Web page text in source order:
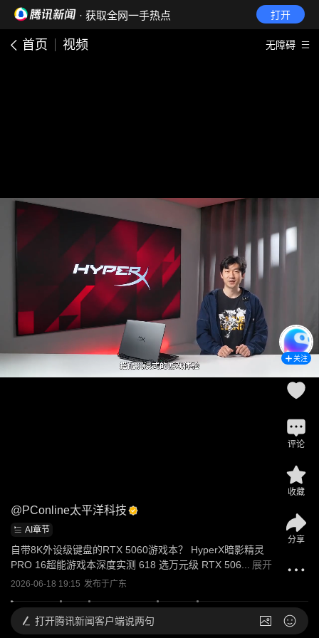
· 获取全网一手热点 打开
首页 视频 无障碍
@PConline太平洋科技
AI章节
自带8K外设级键盘的RTX 5060游戏本？ HyperX暗影精灵
PRO 16超能游戏本深度实测 618 选万元级 RTX 506...
展开
2026-06-18 19:15 发布于广东
关注
评论
收藏
分享
打开腾讯新闻客户端说两句